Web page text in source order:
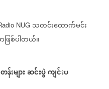
NUG သတင်းထောက်မင်း
ဖြစ်ပါတယ်။
းများဆင်းပွဲကျင်းပ